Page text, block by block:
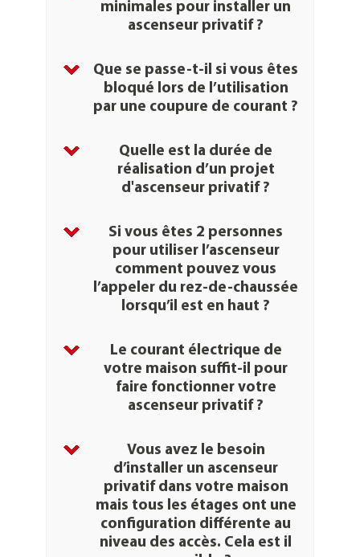
minimales pour installer un
ascenseur privatif ?
ascenseur privatif
Que se passe-t-il si vous êtes
bloqué lors de l’utilisation
par une coupure de courant ?
ascenseur privatif
Quelle est la durée de
réalisation d’un projet
d'ascenseur privatif ?
Si vous êtes 2 personnes
pour utiliser l’ascenseur
comment pouvez vous
l’appeler du rez-de-chaussée
lorsqu’il est en haut ?
Le courant électrique de
votre maison suffit-il pour
faire fonctionner votre
ascenseur privatif ?
appareils
privatifs
Vous avez le besoin
d’installer un ascenseur
privatif dans votre maison
mais tous les étages ont une
configuration différente au
niveau des accès. Cela est il